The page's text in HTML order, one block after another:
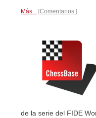
Más... Comentarios
de la serie del FIDE